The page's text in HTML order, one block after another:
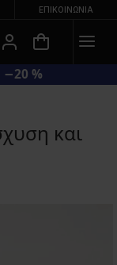
ΕΠΙΚΟΙΝΩΝΊΑ
−20 %
και